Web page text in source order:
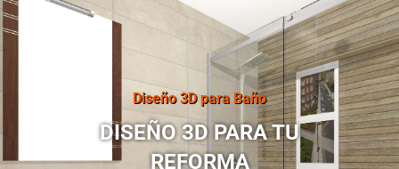
Diseño 3D para Baño
DISEÑO 3D PARA TU
REFORMA